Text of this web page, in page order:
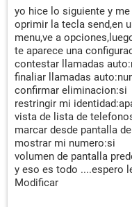
yo hice lo siguiente y
oprimir la tecla send,en
menu,ve a
te aparece una
contestar llamadas
finaliar llamadas
confirmar eliminacion:si
restringir mi
vista de lista de
marcar desde pantalla
mostrar mi numero:si
volumen de pantalla
y eso es todo ....espero
Modificar